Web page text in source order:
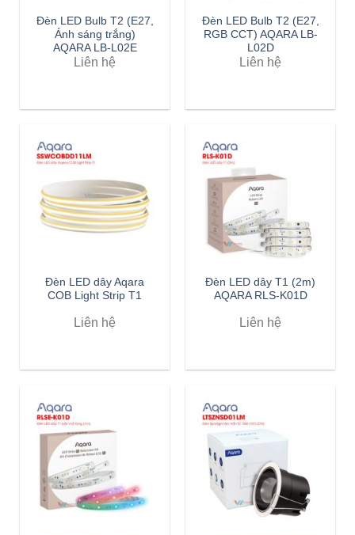
Đèn LED Bulb T2 (E27,
Ánh sáng trắng)
AQARA LB-L02E
Liên hệ
Đèn LED Bulb T2 (E27,
RGB CCT) AQARA LB-
L02D
Liên hệ
Đèn LED dây Aqara
COB Light Strip T1
Liên hệ
Đèn LED dây T1 (2m)
AQARA RLS-K01D
Liên hệ